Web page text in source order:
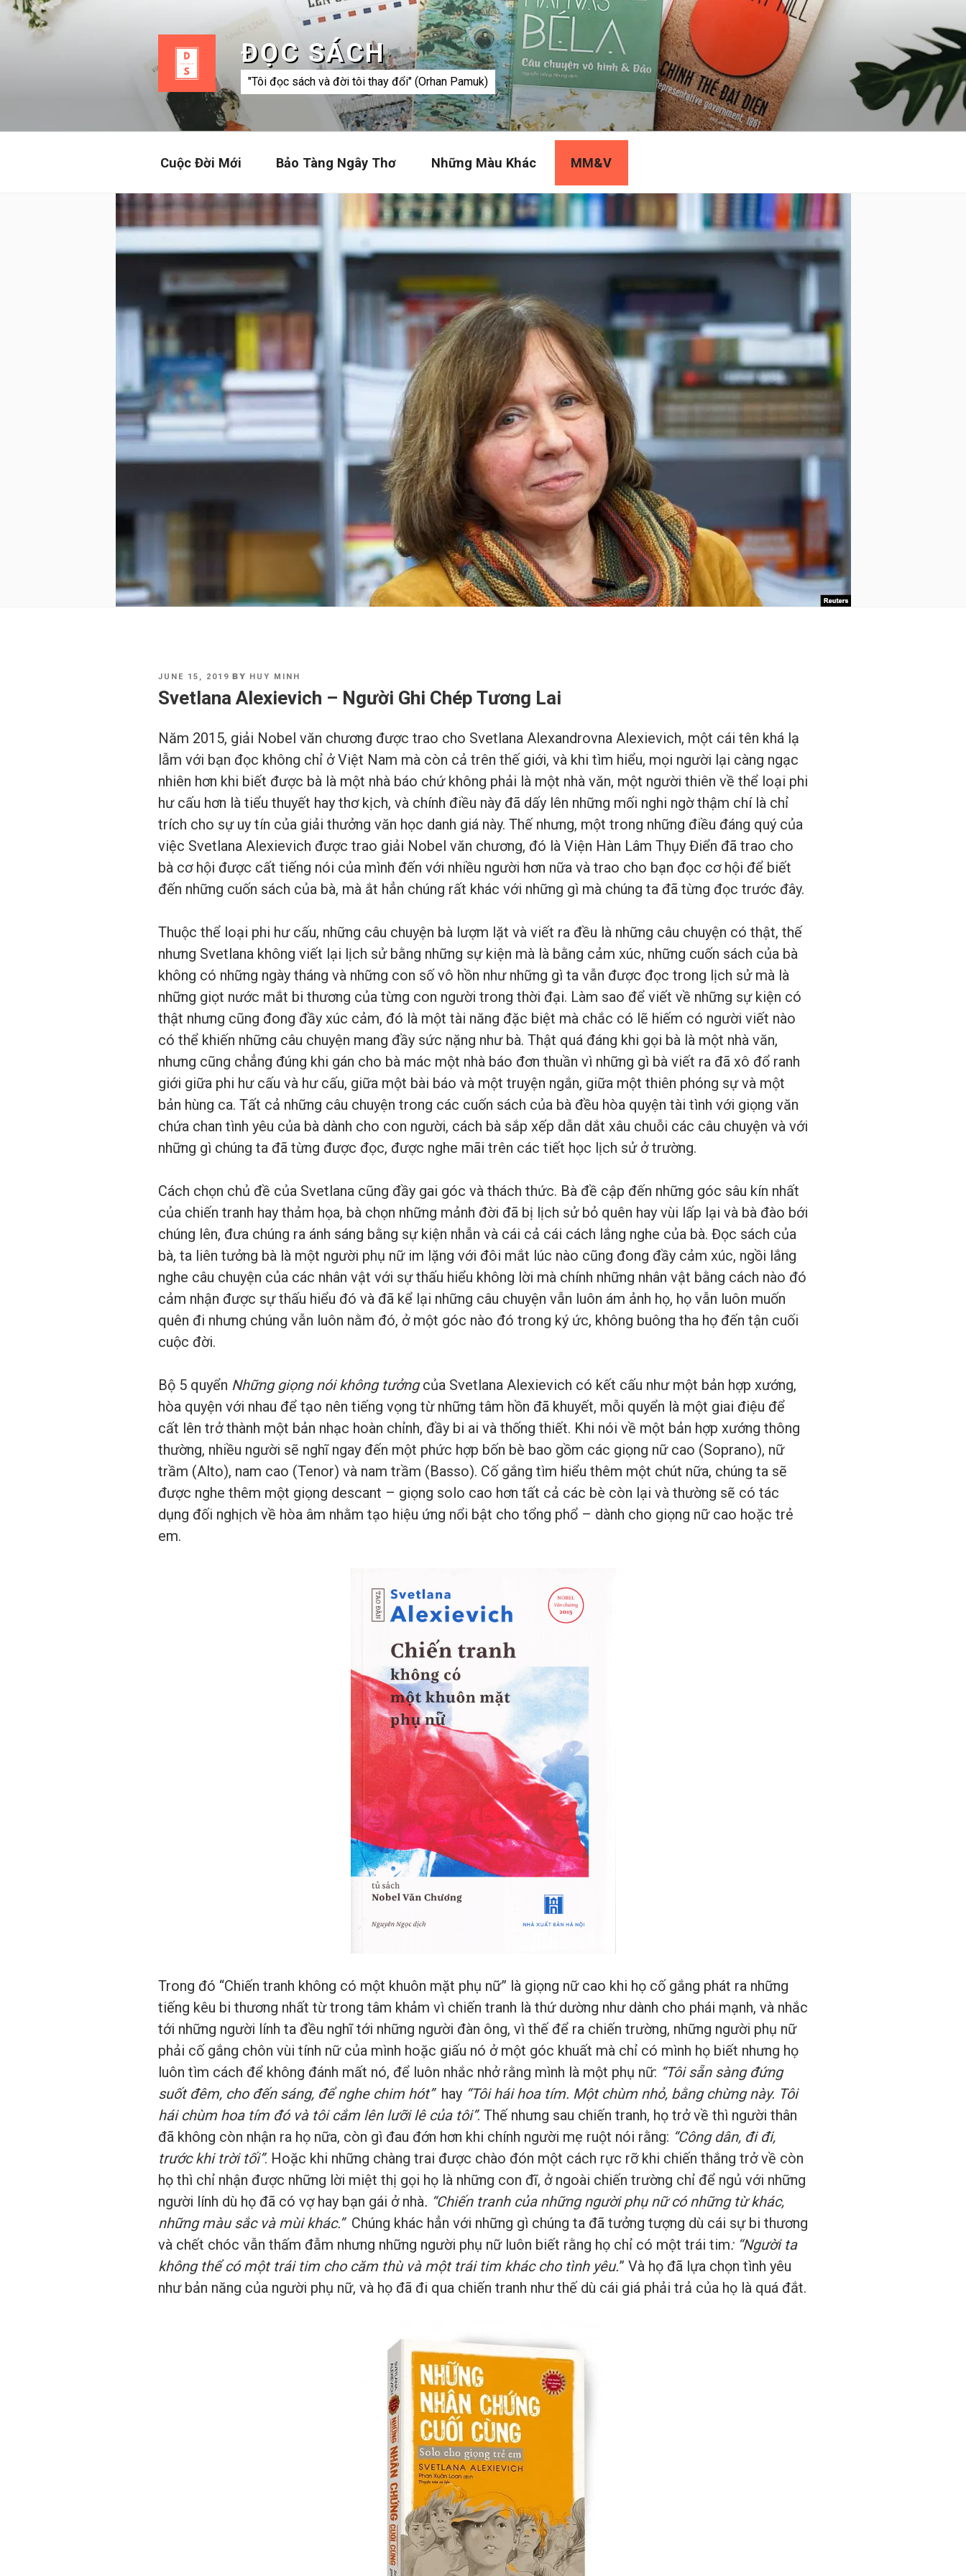
Skip
ĐỌC SÁCH
"Tôi đọc sách và đời tôi thay đổi" (Orhan Pamuk)
Cuộc Đời Mới Bảo Tàng Ngây Thơ Những Màu Khác MM&V
POSTED
JUNE 15, 2019 BY HUY MINH
Svetlana Alexievich – Người Ghi Chép Tương Lai
Năm 2015, giải Nobel văn chương được trao cho Svetlana Alexandrovna Alexievich, một cái tên khá lạ
lẫm với bạn đọc không chỉ ở Việt Nam mà còn cả trên thế giới, và khi tìm hiểu, mọi người lại càng ngạc
nhiên hơn khi biết được bà là một nhà báo chứ không phải là một nhà văn, một người thiên về thể loại phi
hư cấu hơn là tiểu thuyết hay thơ kịch, và chính điều này đã dấy lên những mối nghi ngờ thậm chí là chỉ
trích cho sự uy tín của giải thưởng văn học danh giá này. Thế nhưng, một trong những điều đáng quý của
việc Svetlana Alexievich được trao giải Nobel văn chương, đó là Viện Hàn Lâm Thụy Điển đã trao cho
bà cơ hội được cất tiếng nói của mình đến với nhiều người hơn nữa và trao cho bạn đọc cơ hội để biết
đến những cuốn sách của bà, mà ắt hẳn chúng rất khác với những gì mà chúng ta đã từng đọc trước đây.
Thuộc thể loại phi hư cấu, những câu chuyện bà lượm lặt và viết ra đều là những câu chuyện có thật, thế
nhưng Svetlana không viết lại lịch sử bằng những sự kiện mà là bằng cảm xúc, những cuốn sách của bà
không có những ngày tháng và những con số vô hồn như những gì ta vẫn được đọc trong lịch sử mà là
những giọt nước mắt bi thương của từng con người trong thời đại. Làm sao để viết về những sự kiện có
thật nhưng cũng đong đầy xúc cảm, đó là một tài năng đặc biệt mà chắc có lẽ hiếm có người viết nào
có thể khiến những câu chuyện mang đầy sức nặng như bà. Thật quá đáng khi gọi bà là một nhà văn,
nhưng cũng chẳng đúng khi gán cho bà mác một nhà báo đơn thuần vì những gì bà viết ra đã xô đổ ranh
giới giữa phi hư cấu và hư cấu, giữa một bài báo và một truyện ngắn, giữa một thiên phóng sự và một
bản hùng ca. Tất cả những câu chuyện trong các cuốn sách của bà đều hòa quyện tài tình với giọng văn
chứa chan tình yêu của bà dành cho con người, cách bà sắp xếp dẫn dắt xâu chuỗi các câu chuyện và với
những gì chúng ta đã từng được đọc, được nghe mãi trên các tiết học lịch sử ở trường.
Cách chọn chủ đề của Svetlana cũng đầy gai góc và thách thức. Bà đề cập đến những góc sâu kín nhất
của chiến tranh hay thảm họa, bà chọn những mảnh đời đã bị lịch sử bỏ quên hay vùi lấp lại và bà đào bới
chúng lên, đưa chúng ra ánh sáng bằng sự kiện nhẫn và cái cả cái cách lắng nghe của bà. Đọc sách của
bà, ta liên tưởng bà là một người phụ nữ im lặng với đôi mắt lúc nào cũng đong đầy cảm xúc, ngồi lắng
nghe câu chuyện của các nhân vật với sự thấu hiểu không lời mà chính những nhân vật bằng cách nào đó
cảm nhận được sự thấu hiểu đó và đã kể lại những câu chuyện vẫn luôn ám ảnh họ, họ vẫn luôn muốn
quên đi nhưng chúng vẫn luôn nằm đó, ở một góc nào đó trong ký ức, không buông tha họ đến tận cuối
cuộc đời.
Bộ 5 quyển Những giọng nói không tưởngcủa Svetlana Alexievich có kết cấu như một bản hợp xướng,
hòa quyện với nhau để tạo nên tiếng vọng từ những tâm hồn đã khuyết, mỗi quyển là một giai điệu để
cất lên trở thành một bản nhạc hoàn chỉnh, đầy bi ai và thống thiết. Khi nói về một bản hợp xướng thông
thường, nhiều người sẽ nghĩ ngay đến một phức hợp bốn bè bao gồm các giọng nữ cao (Soprano), nữ
trầm (Alto), nam cao (Tenor) và nam trầm (Basso). Cố gắng tìm hiểu thêm một chút nữa, chúng ta sẽ
được nghe thêm một giọng descant – giọng solo cao hơn tất cả các bè còn lại và thường sẽ có tác
dụng đối nghịch về hòa âm nhằm tạo hiệu ứng nổi bật cho tổng phổ – dành cho giọng nữ cao hoặc trẻ
em.
Trong đó “Chiến tranh không có một khuôn mặt phụ nữ” là giọng nữ cao khi họ cố gắng phát ra những
tiếng kêu bi thương nhất từ trong tâm khảm vì chiến tranh là thứ dường như dành cho phái mạnh, và nhắc
tới những người lính ta đều nghĩ tới những người đàn ông, vì thế để ra chiến trường, những người phụ nữ
phải cố gắng chôn vùi tính nữ của mình hoặc giấu nó ở một góc khuất mà chỉ có mình họ biết nhưng họ
luôn tìm cách để không đánh mất nó, để luôn nhắc nhở rằng mình là một phụ nữ: “Tôi sẵn sàng đứng
suốt đêm, cho đến sáng, để nghe chim hót” hay “Tôi hái hoa tím. Một chùm nhỏ, bằng chừng này. Tôi
hái chùm hoa tím đó và tôi cắm lên lưỡi lê của tôi”. Thế nhưng sau chiến tranh, họ trở về thì người thân
đã không còn nhận ra họ nữa, còn gì đau đớn hơn khi chính người mẹ ruột nói rằng: “Công dân, đi đi,
trước khi trời tối”. Hoặc khi những chàng trai được chào đón một cách rực rỡ khi chiến thắng trở về còn
họ thì chỉ nhận được những lời miệt thị gọi họ là những con đĩ, ở ngoài chiến trường chỉ để ngủ với những
người lính dù họ đã có vợ hay bạn gái ở nhà. “Chiến tranh của những người phụ nữ có những từ khác,
những màu sắc và mùi khác.” Chúng khác hẳn với những gì chúng ta đã tưởng tượng dù cái sự bi thương
và chết chóc vẫn thấm đẫm nhưng những người phụ nữ luôn biết rằng họ chỉ có một trái tim: “Người ta
không thể có một trái tim cho căm thù và một trái tim khác cho tình yêu.” Và họ đã lựa chọn tình yêu
như bản năng của người phụ nữ, và họ đã đi qua chiến tranh như thế dù cái giá phải trả của họ là quá đắt.